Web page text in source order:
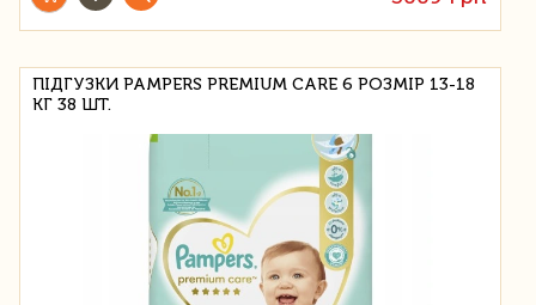
ПІДГУЗКИ PAMPERS PREMIUM CARE 6 РОЗМІР 13-18
КГ 38 ШТ.